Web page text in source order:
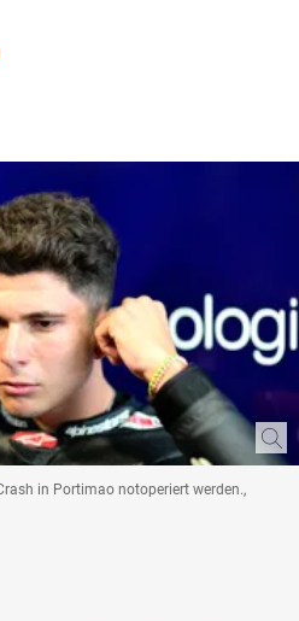
in Portimao notoperiert werden.,